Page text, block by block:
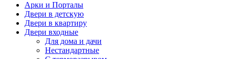
Арки и Порталы
Двери в детскую
Двери в квартиру
Двери входные
Для дома и дачи
Нестандартные